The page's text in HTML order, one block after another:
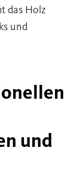
das Holz
und
und